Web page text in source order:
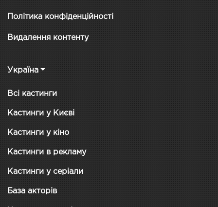
Політика конфіденційності
Видалення контенту
Україна
Всі кастинги
Кастинги у Києві
Кастинги у кіно
Кастинги в рекламу
Кастинги у серіали
База акторів